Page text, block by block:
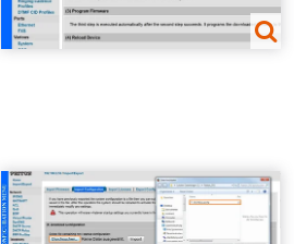
Show larger version